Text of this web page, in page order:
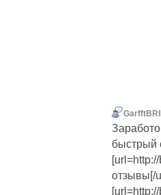
быстрый
отзывы[/